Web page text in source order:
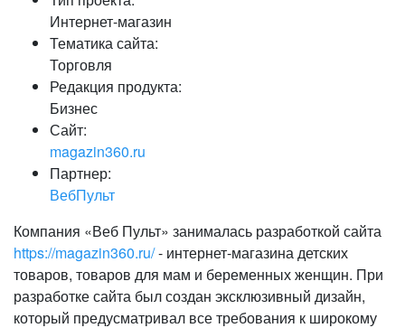
или войдите с помощью
Интернет-магазин
Тематика сайта:
Торговля
Редакция продукта:
Бизнес
Сайт:
magazin360.ru
Партнер:
ВебПульт
Компания «Веб Пульт» занималась разработкой сайта
https://magazin360.ru/- интернет-магазина детских
товаров, товаров для мам и беременных женщин. При
разработке сайта был создан эксклюзивный дизайн,
который предусматривал все требования к широкому